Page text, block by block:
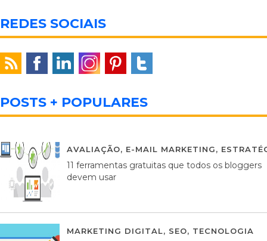
REDES SOCIAIS
POSTS + POPULARES
AVALIAÇÃO, E-MAIL MARKETING,
11 ferramentas gratuitas que todos os bloggers
devem usar
MARKETING DIGITAL, SEO, TECNOLOGIA